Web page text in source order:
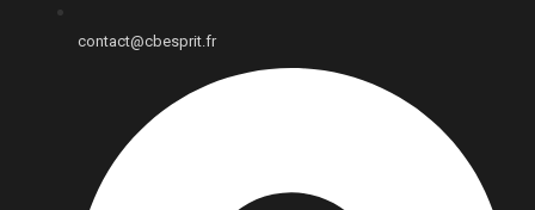
contact@cbesprit.fr